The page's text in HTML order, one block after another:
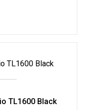
TL1600 Black